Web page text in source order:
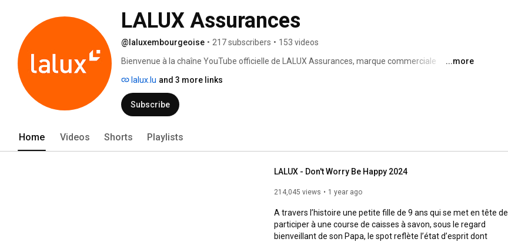
LALUX Assurances
@laluxembourgeoise • 217 subscribers • 153 videos
Bienvenue à la chaîne YouTube officielle de LALUX Assurances, marque commerciale
les spots publicitaires et vidéos de LALUX. Pour plus d'informations sur nos solutions
d'assurances, visitez notre site web.
...more
lalux.lu and 3 more links
Subscribe
Home Videos Shorts Playlists
LALUX - Don't Worry Be Happy 2024
214,045 views 1 year ago
A travers l’histoire une petite fille de 9 ans qui se met en tête de
participer à une course de caisses à savon, sous le regard
bienveillant de son Papa, le spot reflète l’état d’esprit dont